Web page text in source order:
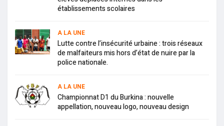
établissements scolaires
A LA UNE
Lutte contre l’insécurité urbaine : trois réseaux
de malfaiteurs mis hors d’état de nuire par la
police nationale.
A LA UNE
Championnat D1 du Burkina : nouvelle
appellation, nouveau logo, nouveau design